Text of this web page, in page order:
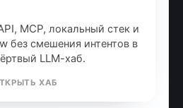
MCP, локальный стек и
без смешения интентов в
LLM-хаб.
ХАБ